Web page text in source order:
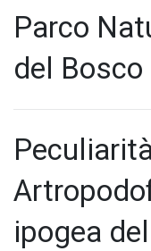
Parco
del
ipogea